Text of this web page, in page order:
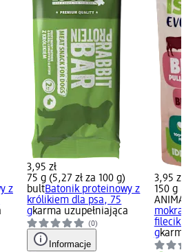
z
3,95 zł
75 g (5,27 zł za 100 g)
bultBatonik proteinowy z
królikiem dla psa, 75
gkarma uzupełniająca
(0)
Informacje
3,95 zł
150 g
ANIMAL
mokra
fileciki z
gkarma